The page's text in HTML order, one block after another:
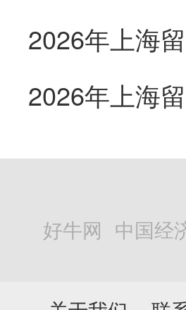
2026年上海
好牛网 中国经